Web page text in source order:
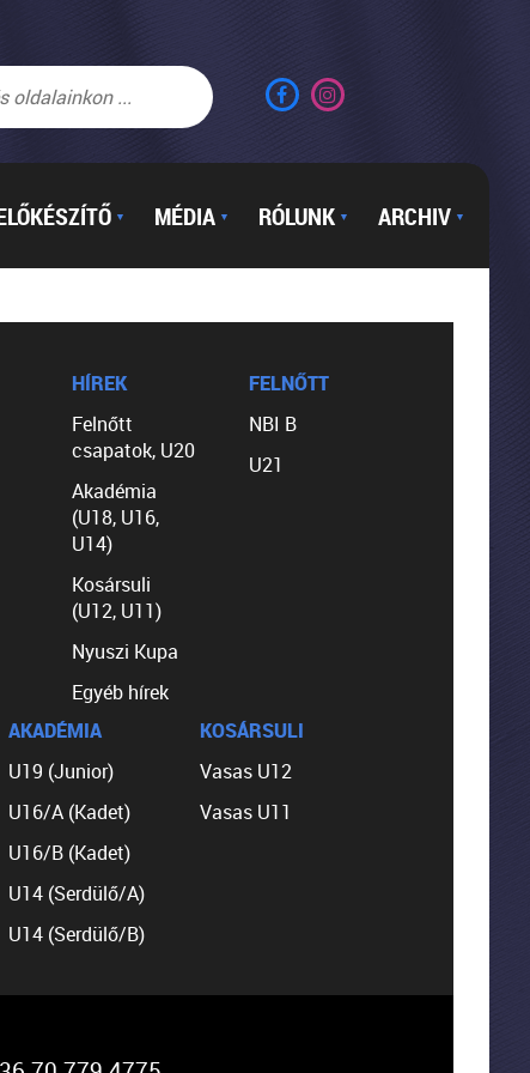
▼ MÉDIA ▼ RÓLUNK ▼ ARCHIV ▼
HÍREK
Felnőtt
csapatok, U20
Akadémia
(U18, U16,
U14)
Kosársuli
(U12, U11)
Nyuszi Kupa
Egyéb hírek
FELNŐTT
NBI B
U21
AKADÉMIA
U19 (Junior)
U16/A (Kadet)
U16/B (Kadet)
U14 (Serdülő/A)
U14 (Serdülő/B)
KOSÁRSULI
Vasas U12
Vasas U11